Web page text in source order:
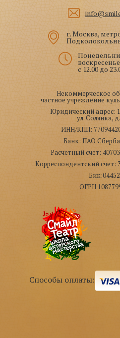
Способы оплаты:
г. Москва,
воскресенье
с 12.00 до
Некоммерческое
частное учреждение
Юридический адрес:
ул. Солянка,
ИНН/КПП:
Банк: ПАО
Расчетный счет:
Корреспондентский счет:
ОГРН